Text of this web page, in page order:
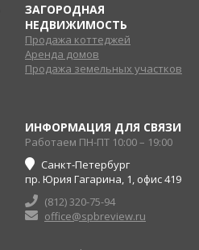
ЗАГОРОДНАЯ
НЕДВИЖИМОСТЬ
Продажа коттеджей
Аренда домов
Продажа земельных участков
ИНФОРМАЦИЯ ДЛЯ СВЯЗИ
Работаем ПН-ПТ 10:00 – 19:00
Санкт-Петербург
пр. Юрия Гагарина, 1, офис 419
(812) 320-75-94
office@spbreview.ru